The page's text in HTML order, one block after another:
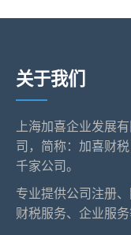
关于我们
上海加喜企业发展
司，简称：加喜财
千家公司。
专业提供公司注册
财税服务、企业服务